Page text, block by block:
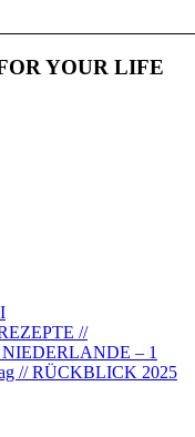
YOUR LIFE
//
NIEDERLANDE – 1
// RÜCKBLICK 2025